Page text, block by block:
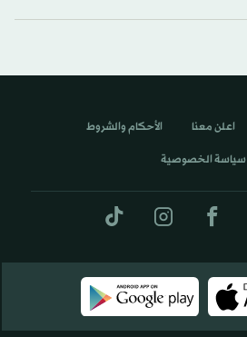
اعلن معنا الأحكام والشروط
سياسة الخصوصية